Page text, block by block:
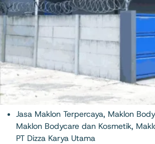
Jasa Maklon Terpercaya, Maklon
Maklon Bodycare dan Kosmetik,
PT Dizza Karya Utama